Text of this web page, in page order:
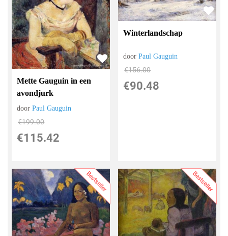
Mette Gauguin in een
avondjurk
doorPaul Gauguin
€199.00
€115.42
Winterlandschap
doorPaul Gauguin
€156.00
€90.48
Bestseller Bestseller